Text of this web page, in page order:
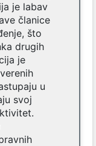
je labav
članice
što
drugih
je
u
svoj